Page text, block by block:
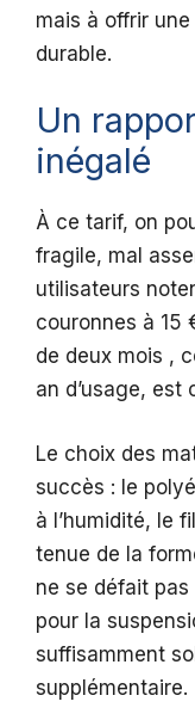
mais à offrir
durable.
Un
inégalé
À ce tarif, on
fragile, mal
utilisateurs
couronnes à 15
de deux mois ,
an d’usage, est
Le choix des
succès : le
à l’humidité, le
tenue de la
ne se défait
pour la
suffisamment
supplémentaire.